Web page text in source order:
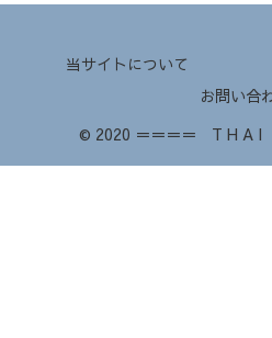
当サイトについて
お問い合
© 2020 ＝＝＝＝ T H A